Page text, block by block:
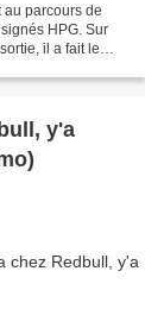
au parcours de
HPG. Sur
il a fait le
y'a